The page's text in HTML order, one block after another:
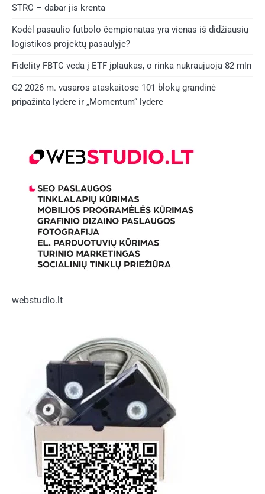
STRC – dabar jis krenta
Kodėl pasaulio futbolo čempionatas yra vienas iš didžiausių
logistikos projektų pasaulyje?
Fidelity FBTC veda į ETF įplaukas, o rinka nukraujuoja 82 mln
G2 2026 m. vasaros ataskaitose 101 blokų grandinė
pripažinta lydere ir „Momentum“ lydere
webstudio.lt